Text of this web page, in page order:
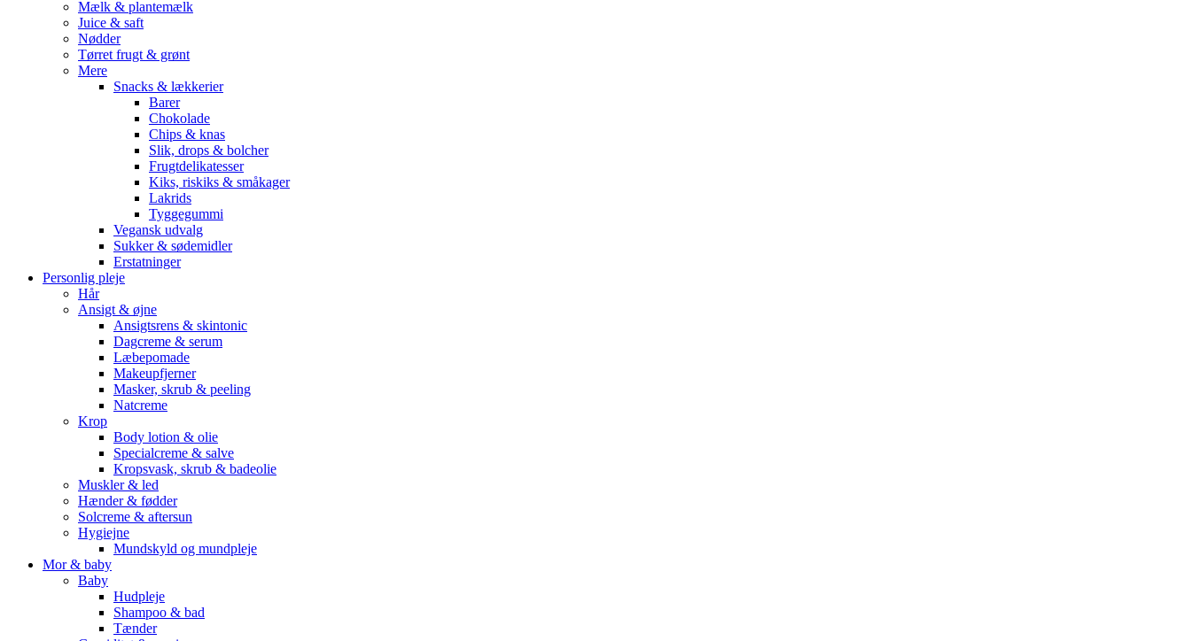
Mælk & plantemælk
Juice & saft
Nødder
Tørret frugt & grønt
Mere
Snacks & lækkerier
Barer
Chokolade
Chips & knas
Slik, drops & bolcher
Frugtdelikatesser
Kiks, riskiks & småkager
Lakrids
Tyggegummi
Vegansk udvalg
Sukker & sødemidler
Erstatninger
Personlig pleje
Hår
Ansigt & øjne
Ansigtsrens & skintonic
Dagcreme & serum
Læbepomade
Makeupfjerner
Masker, skrub & peeling
Natcreme
Krop
Body lotion & olie
Specialcreme & salve
Kropsvask, skrub & badeolie
Muskler & led
Hænder & fødder
Solcreme & aftersun
Hygiejne
Mundskyld og mundpleje
Mor & baby
Baby
Hudpleje
Shampoo & bad
Tænder